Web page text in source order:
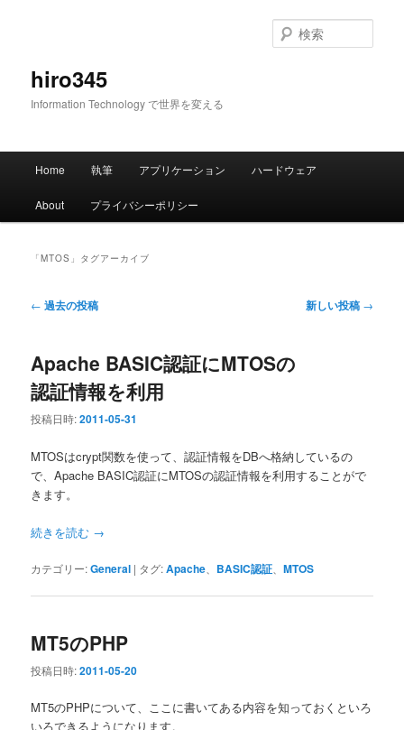
hiro345
Information Technology で世界を変える
索
メ
Home 執筆 アプリケーション ハードウェア
About プライバシーポリシー
「MTOS 」タグアーカイブ
投
ビ
ゲ
ー
シ
ン
← 過去の投稿 新しい投稿 →
Apache BASIC認証にMTOSの
認証情報を利用
投稿日時:2011-05-31
MTOSはcrypt関数を使って、認証情報をDBへ格納しているの
で、Apache BASIC認証にMTOSの認証情報を利用することがで
きます。
続きを読む →
カテゴリー:General | タグ:Apache BASIC認証 、MTOS
MT5のPHP
投稿日時:2011-05-20
MT5のPHPについて、ここに書いてある内容を知っておくといろ
いろできるようになります。